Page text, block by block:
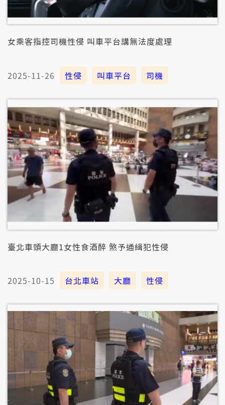
女乘客指控司機性侵 叫車平台講無法度處理
2025-11-26 性侵 叫車平台 司機
臺北車頭大廳1女性食酒醉 煞予通緝犯性侵
2025-10-15 台北車站 大廳 性侵